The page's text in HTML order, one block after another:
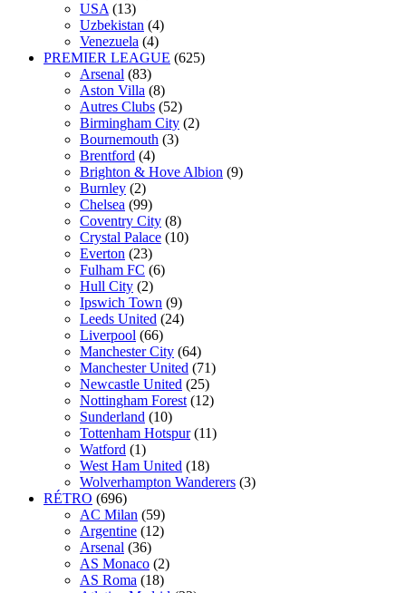
USA (13)
Uzbekistan (4)
Venezuela (4)
PREMIER LEAGUE (625)
Arsenal (83)
Aston Villa (8)
Autres Clubs (52)
Birmingham City (2)
Bournemouth (3)
Brentford (4)
Brighton & Hove Albion (9)
Burnley (2)
Chelsea (99)
Coventry City (8)
Crystal Palace (10)
Everton (23)
Fulham FC (6)
Hull City (2)
Ipswich Town (9)
Leeds United (24)
Liverpool (66)
Manchester City (64)
Manchester United (71)
Newcastle United (25)
Nottingham Forest (12)
Sunderland (10)
Tottenham Hotspur (11)
Watford (1)
West Ham United (18)
Wolverhampton Wanderers (3)
RÉTRO (696)
AC Milan (59)
Argentine (12)
Arsenal (36)
AS Monaco (2)
AS Roma (18)